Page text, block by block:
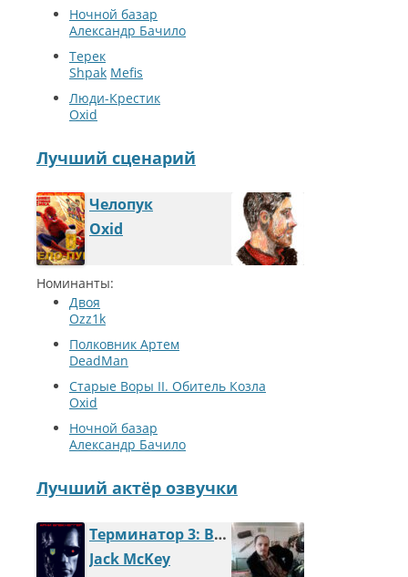
Ночной базар
Александр Бачило
Терек
Shpak Mefis
Люди-Крестик
Oxid
Лучший сценарий
Челопук
Oxid
Номинанты:
Двоя
Ozz1k
Полковник Артем
DeadMan
Старые Воры II. Обитель Козла
Oxid
Ночной базар
Александр Бачило
Лучший актёр озвучки
Терминатор 3: Великое восстание хохлов
Jack McKey